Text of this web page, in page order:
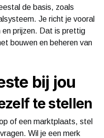
de basis, zoals
Je richt je vooral
en prijzen. Dat is prettig
bouwen en beheren van
bij jou
te stellen
of een marktplaats, stel
Wil je een merk